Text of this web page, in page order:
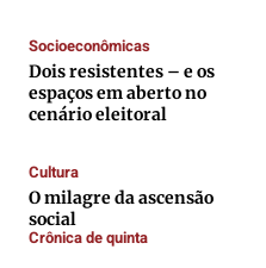
Quem Somos
Expediente
Anuncie
Quem Somos
Expediente
Anuncie
Quem Somos
Expediente
Anuncie
Quem Somos
Expediente
Anuncie
Socioeconômicas
Dois resistentes – e os
espaços em aberto no
cenário eleitoral
Cultura
O milagre da ascensão
social
Crônica de quinta